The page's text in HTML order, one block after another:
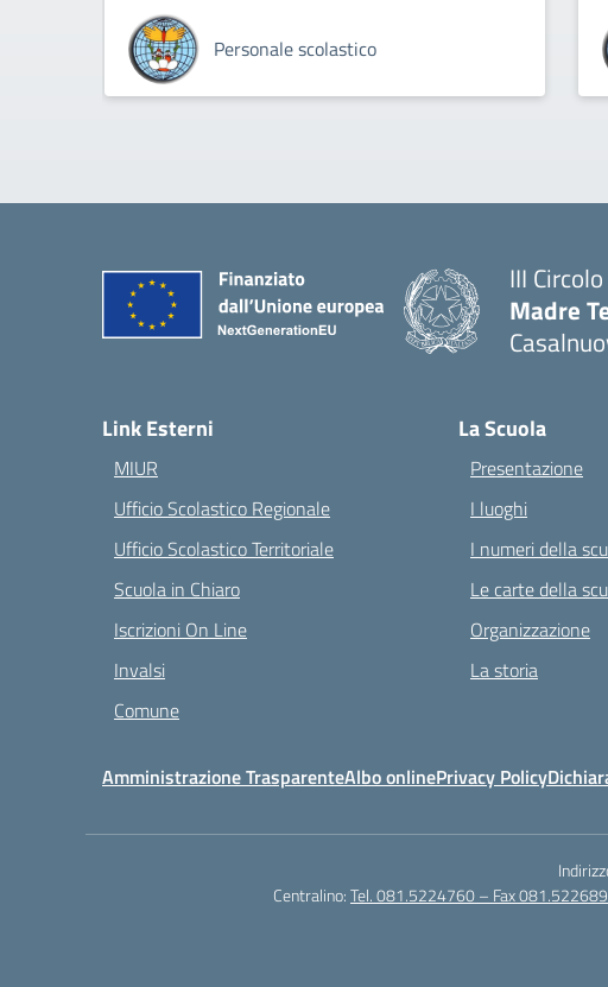
Personale scolastico
III
Madre
Link Esterni
MIUR
Ufficio Scolastico Regionale
Ufficio Scolastico Territoriale
Scuola in Chiaro
Iscrizioni On Line
Invalsi
Comune
La Scuola
Presentazione
I luoghi
I numeri della
Le carte della
Organizzazione
La storia
Amministrazione TrasparenteAlbo onlinePrivacy Policy
Centralino:Tel. 081.5224760 – Fax